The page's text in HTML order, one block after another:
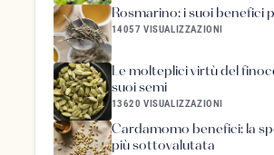
Rosmarino: i suoi benefici
14057 VISUALIZZAZIONI
Le molteplici virtù del
suoi semi
13620 VISUALIZZAZIONI
Cardamomo benefici: la
più sottovalutata